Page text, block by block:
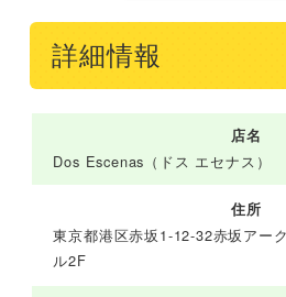
詳細情報
店名
Dos Escenas（ドス エセナス）
住所
東京都港区赤坂1-12-32赤坂アー
ル2F